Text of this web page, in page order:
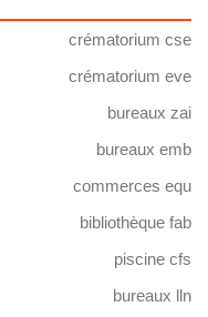
crématorium cse
crématorium eve
bureaux zai
bureaux emb
commerces equ
bibliothèque fab
piscine cfs
bureaux lln